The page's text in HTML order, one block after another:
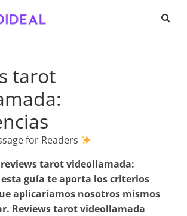
tarot
for Readers
reviews tarot videollamada:
esta guía te aporta los criterios
aplicaríamos nosotros mismos
Reviews tarot videollamada